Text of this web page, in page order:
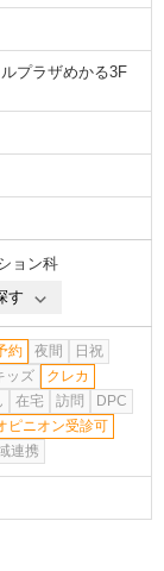
プラザめかる3F
ョン科
す
約 夜間
日祝
ッズ
クレカ
在宅 訪問
DPC
ピニオン受診可
連携